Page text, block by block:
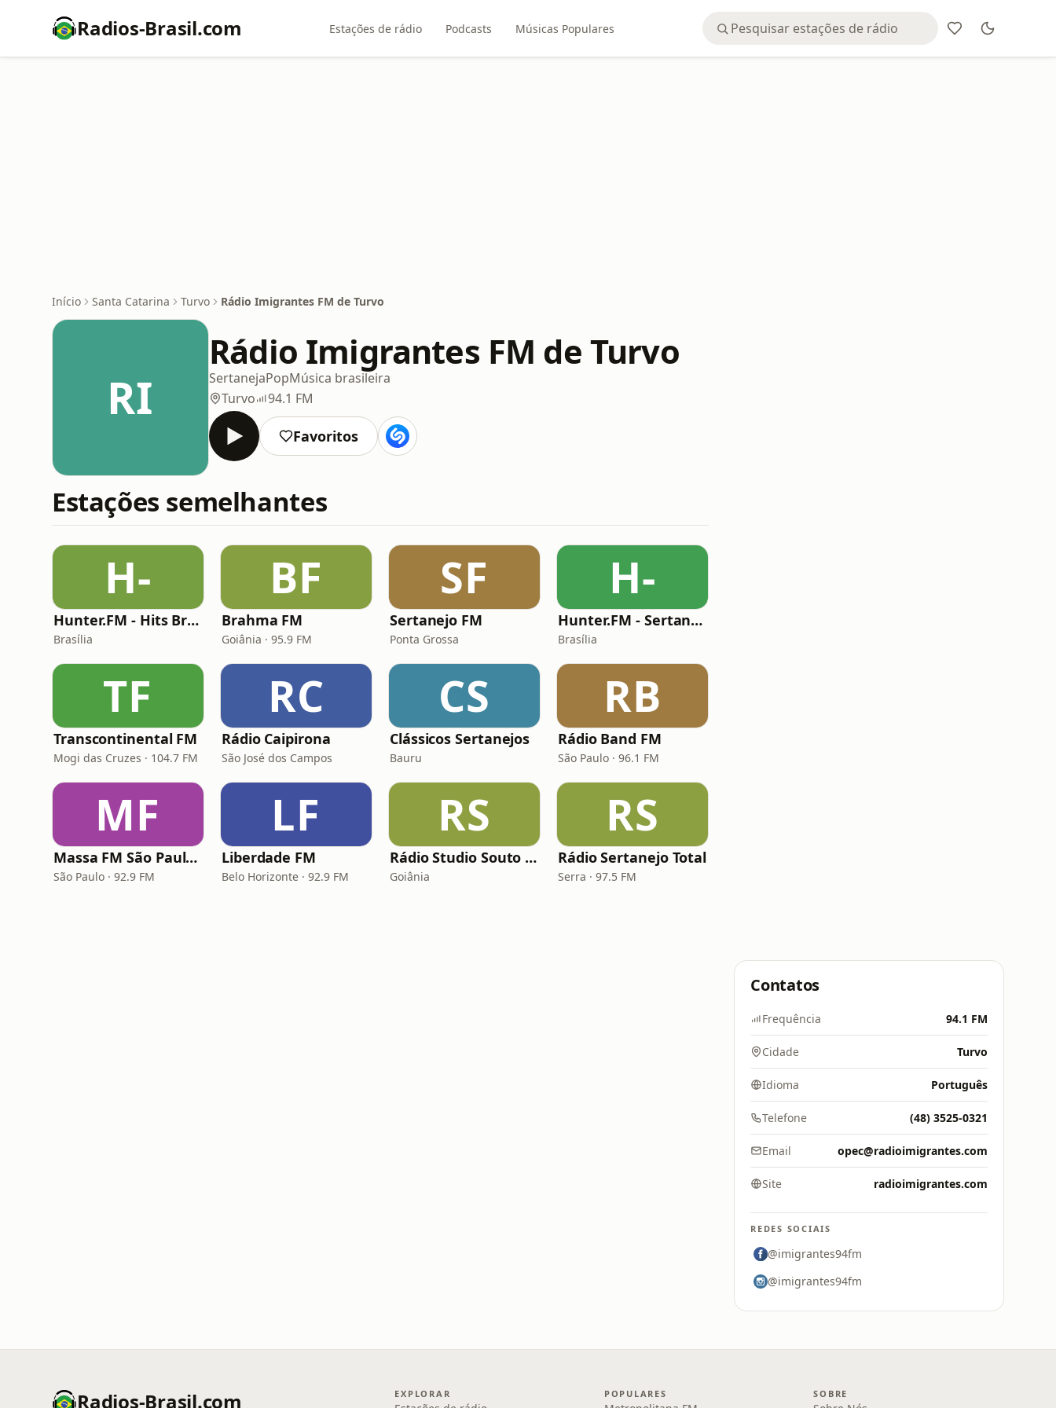
Radios-Brasil.com Estações de rádio Podcasts Músicas Populares
Início Santa Catarina Turvo Rádio Imigrantes FM de Turvo
RI
Rádio Imigrantes FM de Turvo
SertanejaPopMúsica brasileira
Turvo
94.1 FM
Favoritos
Estações semelhantes
H-
Hunter.FM - Hits Brasil
Brasília
BF
Brahma FM
Goiânia · 95.9 FM
SF
Sertanejo FM
Ponta Grossa
H-
Hunter.FM - Sertanejo
Brasília
TF
Transcontinental FM
Mogi das Cruzes · 104.7 FM
RC
Rádio Caipirona
São José dos Campos
CS
Clássicos Sertanejos
Bauru
RB
Rádio Band FM
São Paulo · 96.1 FM
MF
Massa FM São Paulo 92.9
São Paulo · 92.9 FM
LF
Liberdade FM
Belo Horizonte · 92.9 FM
RS
Rádio Studio Souto - Sertaneja
Goiânia
RS
Rádio Sertanejo Total
Serra · 97.5 FM
Contatos
Frequência 94.1 FM
Cidade Turvo
Idioma Português
Telefone (48) 3525-0321
Email opec@radioimigrantes.com
Site radioimigrantes.com
REDES SOCIAIS
@imigrantes94fm
@imigrantes94fm
Radios-Brasil.com EXPLORAR POPULARES SOBRE